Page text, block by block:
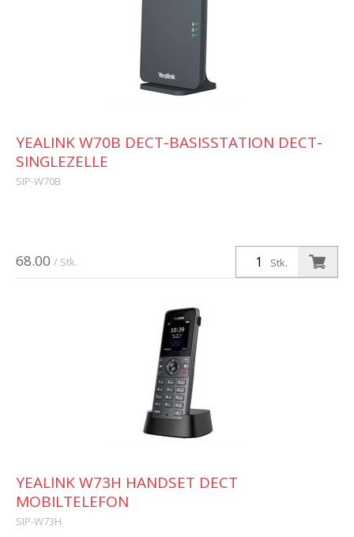
68.00 / Stk. Stk.
YEALINK W70B DECT-BASISSTATION DECT-
SINGLEZELLE
SIP-W70B
YEALINK W73H HANDSET DECT
MOBILTELEFON
SIP-W73H